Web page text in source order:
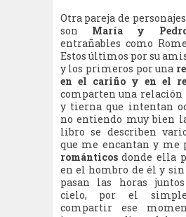
Otra pareja de
son María y
entrañables como
Estos últimos por su
y los primeros por una
en el cariño y en el
comparten una
y tierna que intentan
no entiendo muy bien
libro se describen
que me encantan y me
románticosdonde ella
en el hombro de él y
pasan las horas
cielo, por el
compartir ese